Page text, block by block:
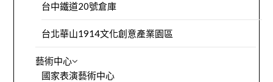
台中鐵道20號倉庫
台北華山1914文化創意產業園區
藝術中心
國家表演藝術中心